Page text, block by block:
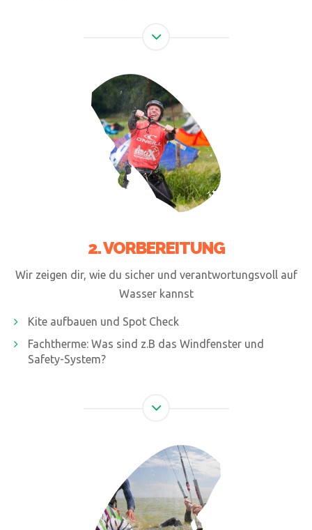
2. VORBEREITUNG
Wir zeigen dir, wie du sicher und verantwortungsvoll auf
Wasser kannst
Kite aufbauen und Spot Check
Fachtherme: Was sind z.B das Windfenster und
Safety-System?